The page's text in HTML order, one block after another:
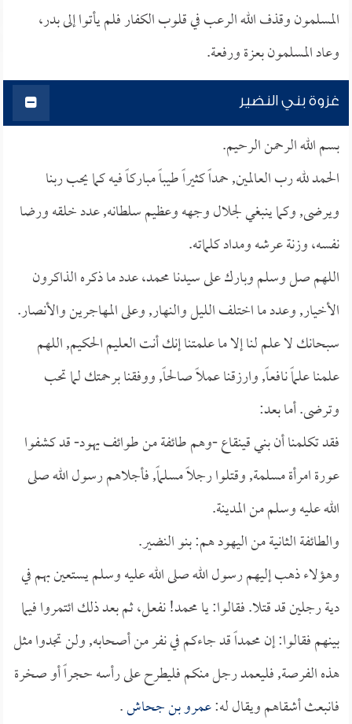
المسلمون وقذف الله الرعب في قلوب الكفار فلم يأتوا إلى بدر،
وعاد المسلمون بعزة ورفعة.
غزوة بني النضير
بسم الله الرحمن الرحيم.
الحمد لله رب العالمين, حمداً كثيراً طيباً مباركاً فيه كما يحب ربنا
ويرضى, وكما ينبغي لجلال وجهه وعظيم سلطانه, عدد خلقه ورضا
نفسه، وزنة عرشه ومداد كلماته.
اللهم صل وسلم وبارك على سيدنا محمد، عدد ما ذكره الذاكرون
الأخيار, وعدد ما اختلف الليل والنهار, وعلى المهاجرين والأنصار.
سبحانك لا علم لنا إلا ما علمتنا إنك أنت العليم الحكيم, اللهم
علمنا علماً نافعاً, وارزقنا عملاً صالحاً, ووفقنا برحمتك لما تحب
وترضى. أما بعد:
فقد تكلمنا أن بني قينقاع -وهم طائفة من طوائف يهود- قد كشفوا
عورة امرأة مسلمة, وقتلوا رجلاً مسلماً, فأجلاهم رسول الله صلى
الله عليه وسلم من المدينة.
والطائفة الثانية من اليهود هم: بنو النضير.
وهؤلاء ذهب إليهم رسول الله صلى الله عليه وسلم يستعين بهم في
دية رجلين قد قتلا. فقالوا: يا محمد! نفعل، ثم بعد ذلك ائتمروا فيما
بينهم فقالوا: إن محمداً قد جاءكم في نفر من أصحابه, ولن تجدوا مثل
هذه الفرصة, فليعمد رجل منكم فليطرح على رأسه حجراً أو صخرة
فانبعث أشقاهم ويقال له:عمرو بن جحاش.